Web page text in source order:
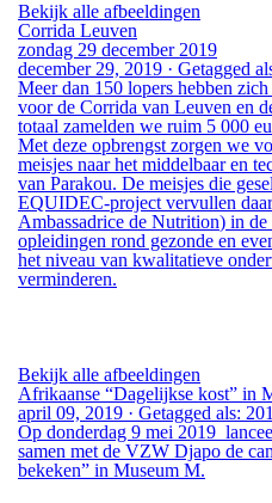
Bekijk alle afbeeldingen
Corrida Leuven
zondag 29 december 2019
december 29, 2019 · Getagged
Meer dan 150 lopers hebben
voor de Corrida van Leuven en
totaal zamelden we ruim 5 000
Met deze opbrengst zorgen we
meisjes naar het middelbaar en
van Parakou. De meisjes die
EQUIDEC-project vervullen
Ambassadrice de Nutrition) in de
opleidingen rond gezonde en
het niveau van kwalitatieve
verminderen.
Bekijk alle afbeeldingen
Afrikaanse “Dagelijkse kost” in
april 09, 2019 · Getagged als:
Op donderdag 9 mei 2019
samen met de VZW Djapo de
bekeken” in Museum M.